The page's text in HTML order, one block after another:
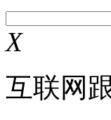
X
互联网